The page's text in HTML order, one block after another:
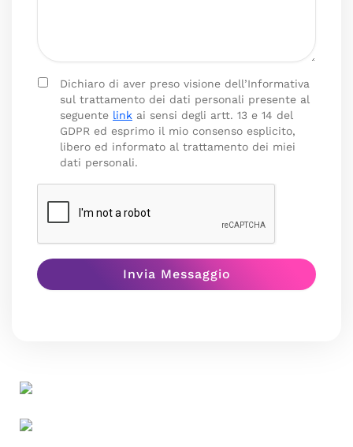
Dichiaro di aver preso visione dell’Informativa
sul trattamento dei dati personali presente al
seguente link ai sensi degli artt. 13 e 14 del
GDPR ed esprimo il mio consenso esplicito,
libero ed informato al trattamento dei miei
dati personali.